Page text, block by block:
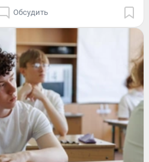
Обсудить